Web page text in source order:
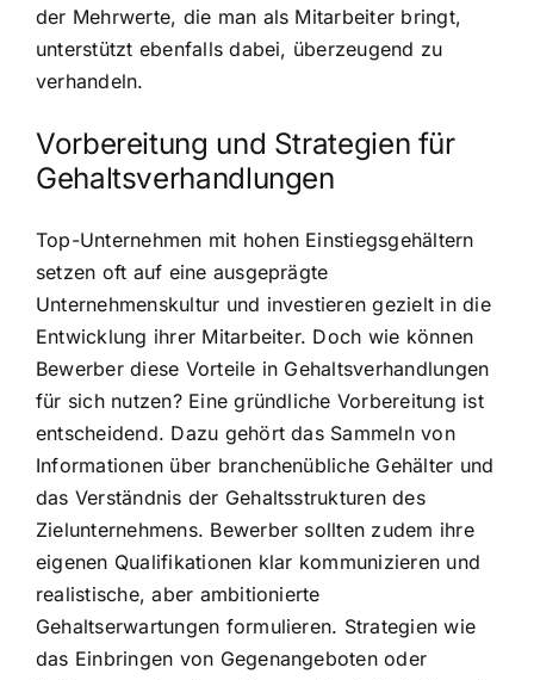
der Mehrwerte, die man als Mitarbeiter bringt,
unterstützt ebenfalls dabei, überzeugend zu
verhandeln.
Vorbereitung und Strategien für
Gehaltsverhandlungen
Top-Unternehmen mit hohen Einstiegsgehältern
setzen oft auf eine ausgeprägte
Unternehmenskultur und investieren gezielt in die
Entwicklung ihrer Mitarbeiter. Doch wie können
Bewerber diese Vorteile in Gehaltsverhandlungen
für sich nutzen? Eine gründliche Vorbereitung ist
entscheidend. Dazu gehört das Sammeln von
Informationen über branchenübliche Gehälter und
das Verständnis der Gehaltsstrukturen des
Zielunternehmens. Bewerber sollten zudem ihre
eigenen Qualifikationen klar kommunizieren und
realistische, aber ambitionierte
Gehaltserwartungen formulieren. Strategien wie
das Einbringen von Gegenangeboten oder